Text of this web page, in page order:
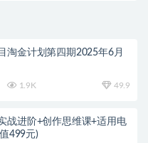
淘金计划第四期2025年6月
1.9K 49.9
战进阶+创作思维课+适用电
499元)